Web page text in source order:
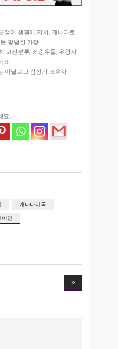
쟁이 생활에 지쳐, 캐나다로
평범한 가장
고전분투, 좌충우돌, 우왕자
표
아날로그 감성의 소유자
요.
캐나다미국
이민